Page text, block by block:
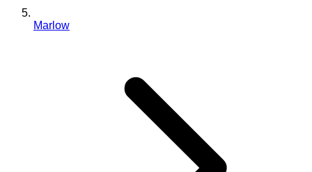
Marlow